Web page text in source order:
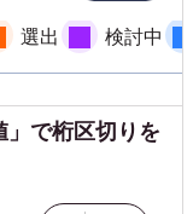
選出 検討中
」で桁区切りを